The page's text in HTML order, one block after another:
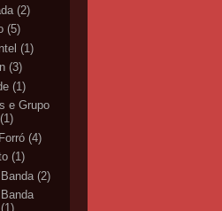
(2)
(5)
(1)
(3)
(1)
e Grupo
(1)
(4)
(1)
(2)
(1)